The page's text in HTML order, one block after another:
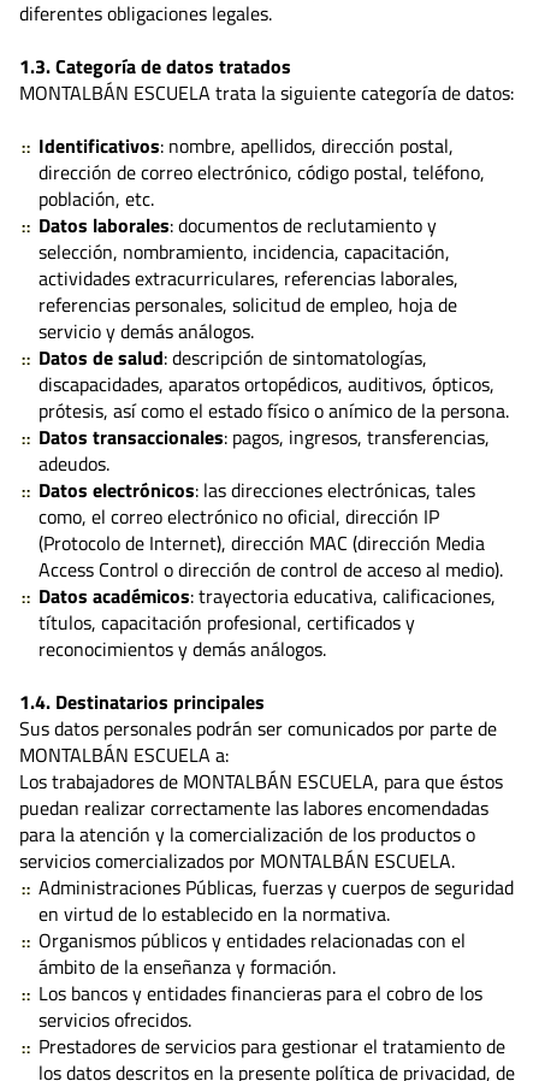
diferentes obligaciones legales.
1.3. Categoría de datos tratados
MONTALBÁN ESCUELA trata la siguiente categoría de datos:
Identificativos: nombre, apellidos, dirección postal,
dirección de correo electrónico, código postal, teléfono,
población, etc.
Datos laborales: documentos de reclutamiento y
selección, nombramiento, incidencia, capacitación,
actividades extracurriculares, referencias laborales,
referencias personales, solicitud de empleo, hoja de
servicio y demás análogos.
Datos de salud: descripción de sintomatologías,
discapacidades, aparatos ortopédicos, auditivos, ópticos,
prótesis, así como el estado físico o anímico de la persona.
Datos transaccionales: pagos, ingresos, transferencias,
adeudos.
Datos electrónicos: las direcciones electrónicas, tales
como, el correo electrónico no oficial, dirección IP
(Protocolo de Internet), dirección MAC (dirección Media
Access Control o dirección de control de acceso al medio).
Datos académicos: trayectoria educativa, calificaciones,
títulos, capacitación profesional, certificados y
reconocimientos y demás análogos.
1.4. Destinatarios principales
Sus datos personales podrán ser comunicados por parte de
MONTALBÁN ESCUELA a:
Los trabajadores de MONTALBÁN ESCUELA, para que éstos
puedan realizar correctamente las labores encomendadas
para la atención y la comercialización de los productos o
servicios comercializados por MONTALBÁN ESCUELA.
Administraciones Públicas, fuerzas y cuerpos de seguridad
en virtud de lo establecido en la normativa.
Organismos públicos y entidades relacionadas con el
ámbito de la enseñanza y formación.
Los bancos y entidades financieras para el cobro de los
servicios ofrecidos.
Prestadores de servicios para gestionar el tratamiento de
los datos descritos en la presente política de privacidad, de